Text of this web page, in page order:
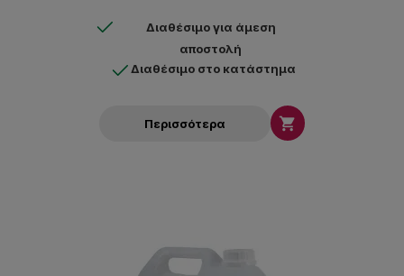
Διαθέσιμο για άμεση
αποστολή
Διαθέσιμο στο κατάστημα
Περισσότερα 